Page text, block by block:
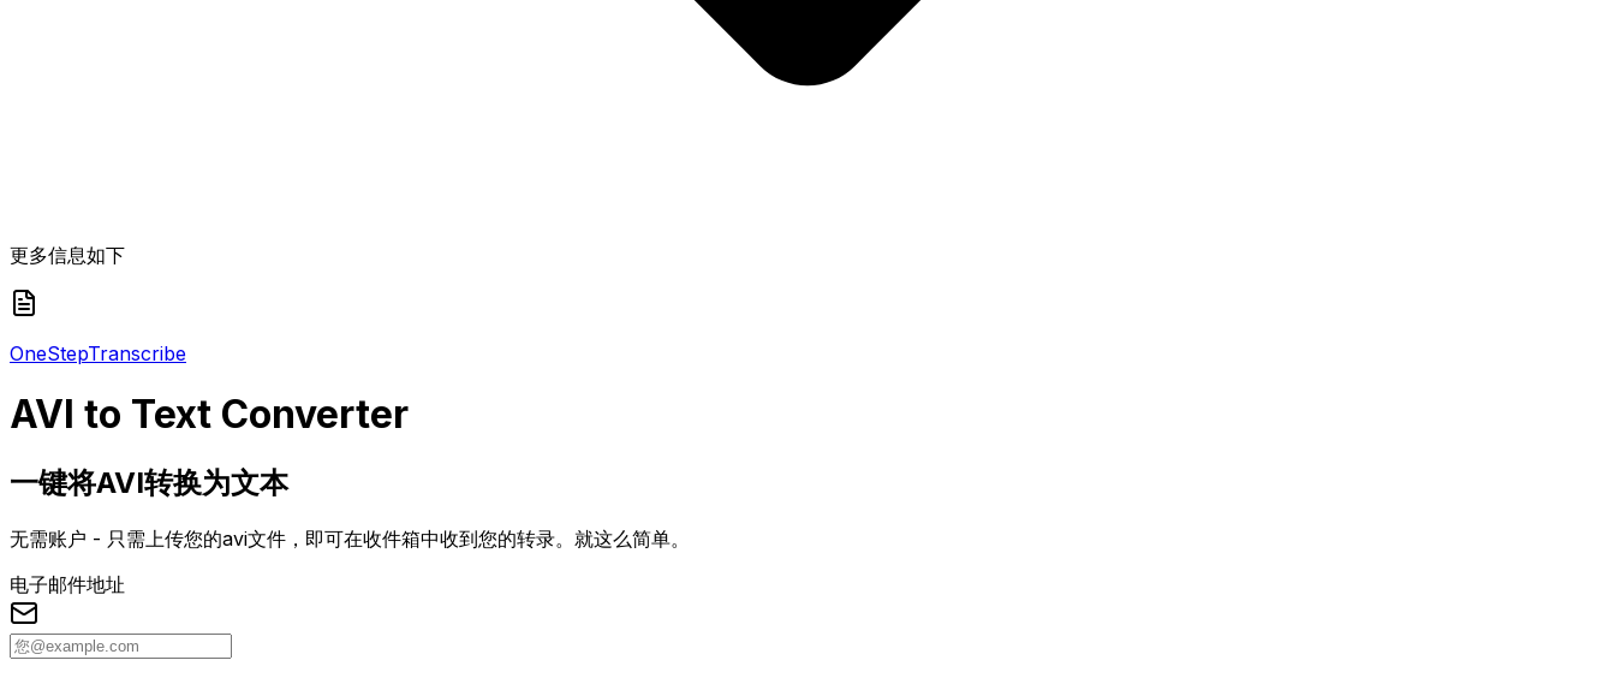
更多信息如下
OneStepTranscribe
AVI to Text Converter
一键将AVI转换为文本
无需账户 - 只需上传您的avi文件，即可在收件箱中收到您的转录。就这么简单。
电子邮件地址